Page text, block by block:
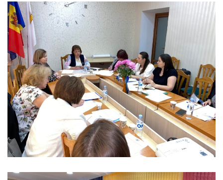
și
Evenimente
Acte
și
regulamente
Legislație
internațională
Legislație